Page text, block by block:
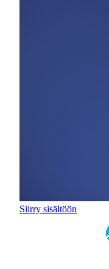
Siirry sisältöön